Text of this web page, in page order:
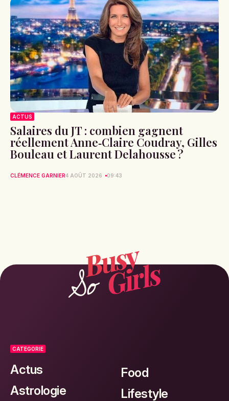
ACTUS
Salaires du JT : combien gagnent
réellement Anne‑Claire Coudray, Gilles
Bouleau et Laurent Delahousse ?
CLÉMENCE GARNIER4 AOÛT 2026 09:43
CATEGORIE
Actus
Astrologie
Food
Lifestyle